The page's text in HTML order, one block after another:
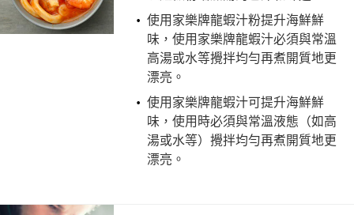
使用家樂牌龍蝦汁粉提升海鮮鮮
味，使用家樂牌龍蝦汁必須與常溫
高湯或水等攪拌均勻再煮開質地更
漂亮。
使用家樂牌龍蝦汁可提升海鮮鮮
味，使用時必須與常溫液態（如高
湯或水等）攪拌均勻再煮開質地更
漂亮。